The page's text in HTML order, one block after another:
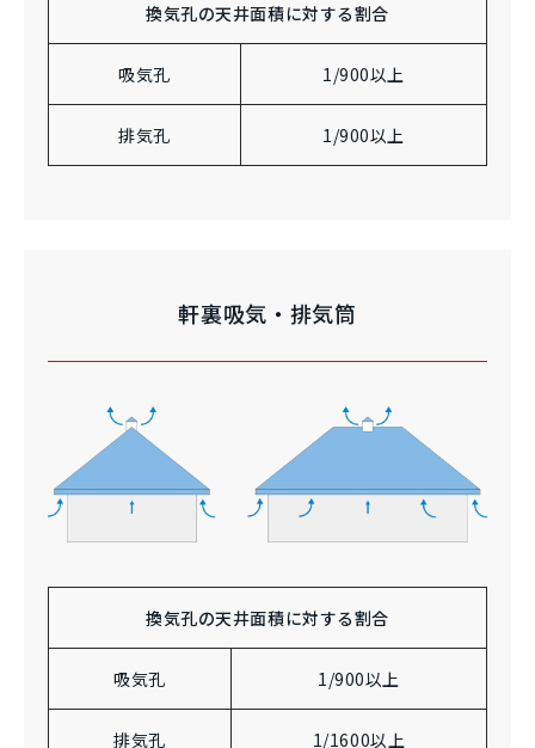
換気孔の天井面積に対する割合
吸気孔 1/900以上
排気孔 1/900以上
軒裏吸気・排気筒
換気孔の天井面積に対する割合
吸気孔 1/900以上
排気孔 1/1600以上